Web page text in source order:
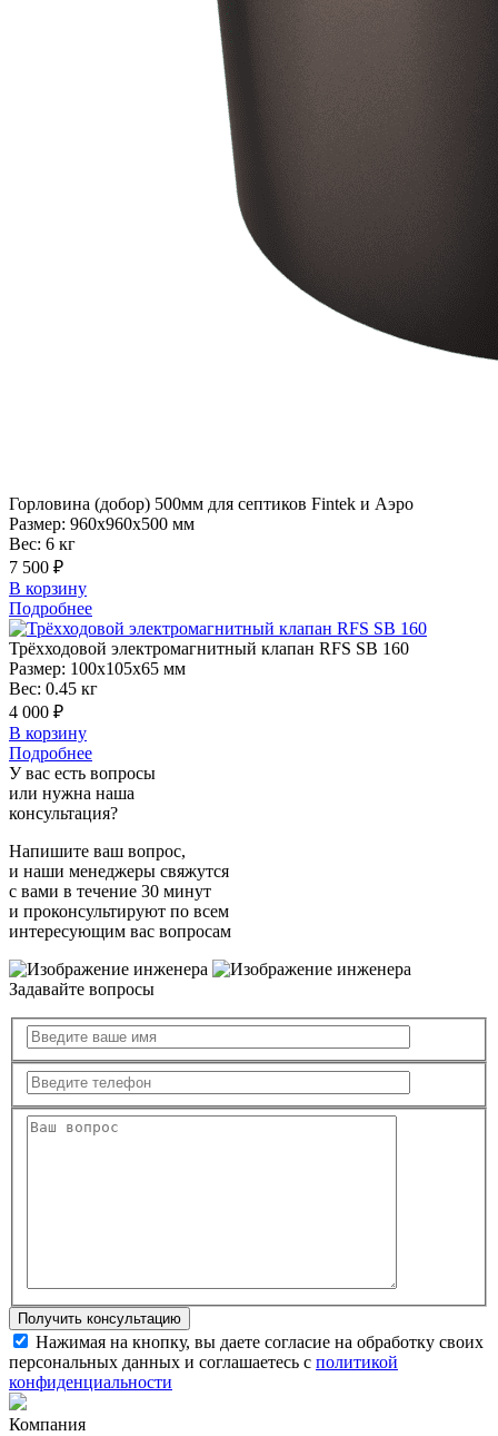
Горловина (добор) 500мм для септиков Fintek и Аэро
Размер: 960x960x500 мм
Вес: 6 кг
7 500 ₽
В корзину
Подробнее
Трёхходовой электромагнитный клапан RFS SB 160
Размер: 100x105x65 мм
Вес: 0.45 кг
4 000 ₽
В корзину
Подробнее
У вас есть вопросы
или нужна наша
консультация?
Напишите ваш вопрос,
и наши менеджеры свяжутся
с вами в течение 30 минут
и проконсультируют по всем
интересующим вас вопросам
Задавайте вопросы
Нажимая на кнопку, вы даете согласие на обработку своих
персональных данных и соглашаетесь с политикой
конфиденциальности
Компания